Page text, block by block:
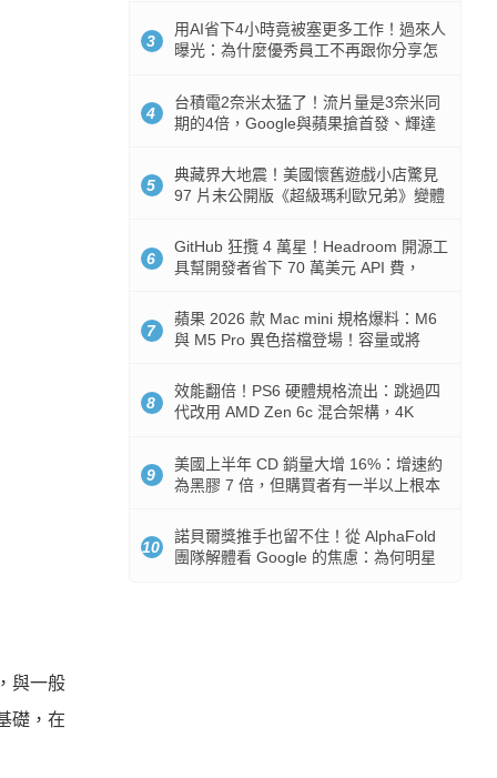
與一般
礎，在
3
用AI省下4小時竟被塞更多工作！過來人
曝光：為什麼優秀員工不再跟你分享怎
4
台積電2奈米太猛了！流片量是3奈米同
期的4倍，Google與蘋果搶首發、輝達
5
典藏界大地震！美國懷舊遊戲小店驚見
97 片未公開版《超級瑪利歐兄弟》變體
6
GitHub 狂攬 4 萬星！Headroom 開源工
具幫開發者省下 70 萬美元 API 費，
7
蘋果 2026 款 Mac mini 規格爆料：M6
與 M5 Pro 異色搭檔登場！容量或將
8
效能翻倍！PS6 硬體規格流出：跳過四
代改用 AMD Zen 6c 混合架構，4K
9
美國上半年 CD 銷量大增 16%：增速約
為黑膠 7 倍，但購買者有一半以上根本
10
諾貝爾獎推手也留不住！從 AlphaFold
團隊解體看 Google 的焦慮：為何明星